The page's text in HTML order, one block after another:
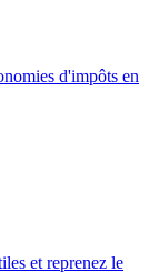
d'impôts en
et reprenez le